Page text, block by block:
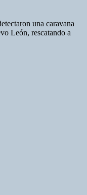
una caravana
León, rescatando a